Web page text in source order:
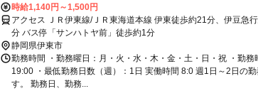
時給1,140円～1,500円
アクセス ＪＲ伊東線/ＪＲ東海道本線 伊東徒歩約21分、伊豆急
分 バス停「サンハトヤ前」徒歩約1分
静岡県伊東市
勤務時間 ・勤務曜日：月・火・水・木・金・土・日・祝 ・勤務
19:00 ・最低勤務日数（週）：1日 実働時間 8:0 週1日～2日の勤
す。 勤務日、勤務...